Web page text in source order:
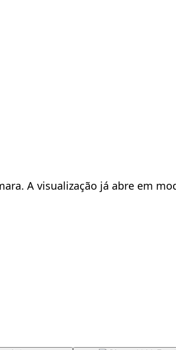
A visualização já abre em